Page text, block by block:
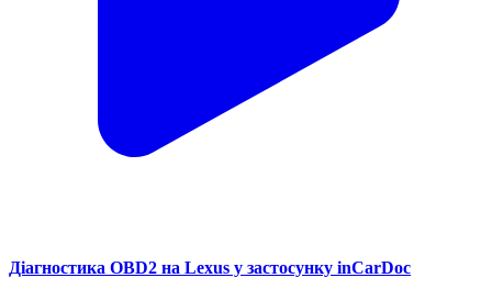
Діагностика OBD2 на Lexus у застосунку inCarDoc